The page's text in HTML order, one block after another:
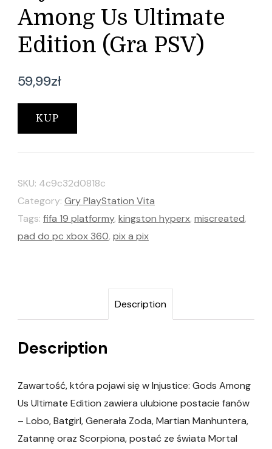
Among Us Ultimate
Edition (Gra PSV)
59,99zł
KUP
SKU: 4c9c32d0818c
Category: Gry PlayStation Vita
Tags: fifa 19 platformy, kingston hyperx, miscreated,
pad do pc xbox 360, pix a pix
Description
Description
Zawartość, która pojawi się w Injustice: Gods Among
Us Ultimate Edition zawiera ulubione postacie fanów
– Lobo, Batgirl, Generała Zoda, Martian Manhuntera,
Zatannę oraz Scorpiona, postać ze świata Mortal